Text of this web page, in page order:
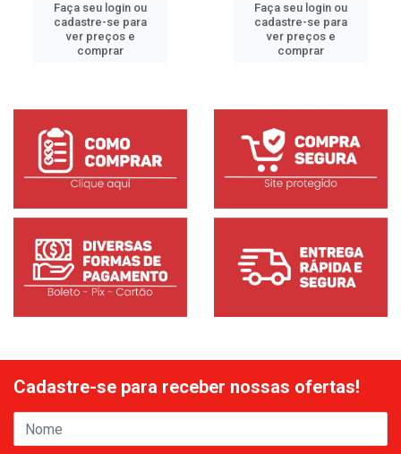
Faça seu login ou
cadastre-se para
ver preços e
comprar
Faça seu login ou
cadastre-se para
ver preços e
comprar
Cadastre-se para receber nossas ofertas!